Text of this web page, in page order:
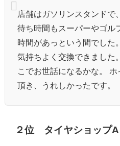
店舗はガソリンスタンドで
待ち時間もスーパーやゴル
時間があっという間でした
気持ちよく交換できました
こでお世話になるかな。
頂き、うれしかったです。
２位 タイヤショップA